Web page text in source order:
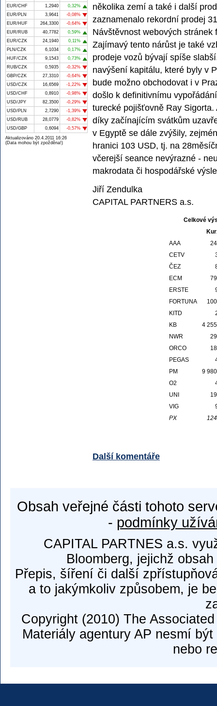
několika zemí a také i další
zaznamenalo rekordní prodej
Návštěvnost webových
Zajímavý tento nárůst je také
prodeje vozů bývají spíše
navýšení kapitálu, které byly v
bude možno obchodovat i v
došlo k definitivnímu
turecké pojišťovně Ray
díky začínajícím svátkům
v Egyptě se dále zvýšily,
hranici 103 USD, tj. na
včerejší seance nevýrazné -
makrodata či hospodářské
Jiří Zendulka
CAPITAL PARTNERS a.s.
Celkové
AAA
CETV
ČEZ
ECM
ERSTE
FORTUNA
KITD
KB
4
NWR
ORCO
PEGAS
PM
9
O2
UNI
VIG
PX
Další komentáře
EUR/CHF
1,2940
0,32%
EUR/PLN
3,9641
-0,08%
EUR/HUF
264,3300
-0,64%
EUR/RUB
40,7782
0,59%
EUR/CZK
24,1940
0,11%
PLN/CZK
6,1034
0,17%
HUF/CZK
9,1543
0,73%
RUB/CZK
0,5935
-0,32%
GBP/CZK
27,3310
-0,64%
USD/CZK
16,6569
-1,22%
USD/CHF
0,8910
-0,98%
USD/JPY
82,3500
-0,29%
USD/PLN
2,7290
-1,39%
USD/RUB
28,0779
-0,82%
USD/GBP
0,6094
-0,57%
Aktualizováno 20.4.2011 16:26
(Data mohou být zpožděna!)
Obsah veřejné části tohoto
- podmínky
CAPITAL PARTNES a.s.
Bloomberg, jejichž
Přepis, šíření či další
a to jakýmkoliv způsobem, je
Copyright (2010) The
Materiály agentury AP nesmí
nebo